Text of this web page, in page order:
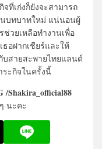
ที่เก่งก็ยังจะสามารถ
บทบาทใหม่ แน่นอนผู้
วยเหลือทำงานเพื่อ
อฝากเชียร์และให้
บสายสะพายไทยแลนด์
ะกิจในครั้งนี้
/Shakira_official88
นะคะ